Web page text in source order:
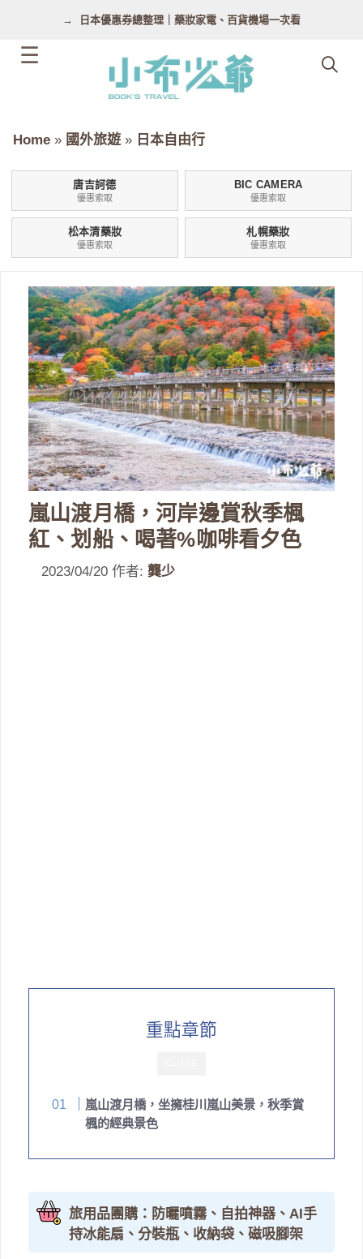
日本優惠券總整理｜藥妝家電、百貨機場一次看
Home » 國外旅遊 » 日本自由行
唐吉訶德
優惠索取
BIC CAMERA
優惠索取
松本清藥妝
優惠索取
札幌藥妝
優惠索取
嵐山渡月橋，河岸邊賞秋季楓
紅、划船、喝著%咖啡看夕色
2023/04/20 作者: 龔少
重點章節
嵐山渡月橋，坐擁桂川嵐山美景，秋季賞
楓的經典景色
旅用品團購：防曬噴霧、自拍神器、AI手
持冰能扇、分裝瓶、收納袋、磁吸腳架